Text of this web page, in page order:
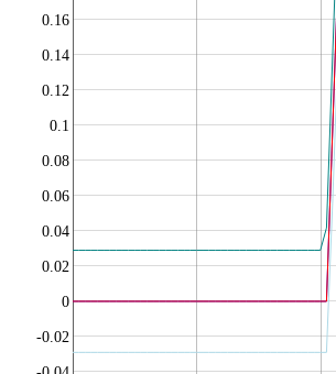
-0.02
0
0.02
0.04
0.06
0.08
0.1
0.12
0.14
0.16